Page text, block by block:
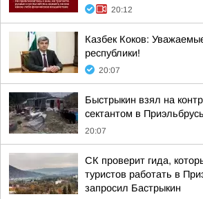
20:12
Казбек Коков:
республики!
20:07
Быстрыкин взял на
сектантом в
20:07
СК проверит гида,
туристов работать в
запросил Бастрыкин